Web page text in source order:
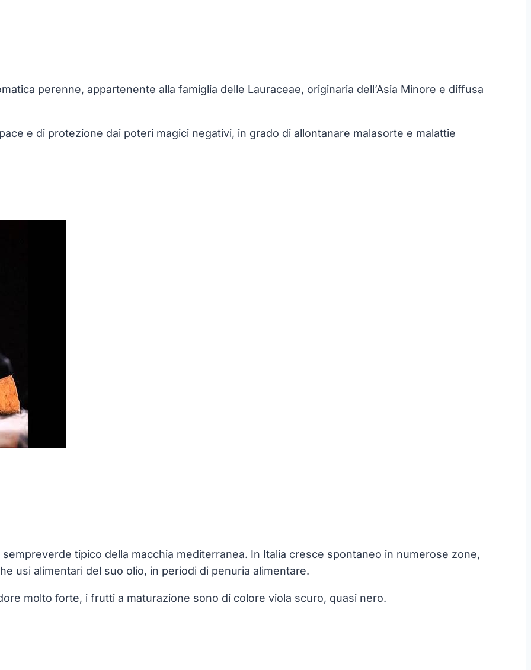
perenne, appartenente alla famiglia delle Lauraceae, originaria dell’Asia Minore e diffusa
e di protezione dai poteri magici negativi, in grado di allontanare malasorte e malattie
tipico della macchia mediterranea. In Italia cresce spontaneo in numerose zone,
usi alimentari del suo olio, in periodi di penuria alimentare.
molto forte, i frutti a maturazione sono di colore viola scuro, quasi nero.